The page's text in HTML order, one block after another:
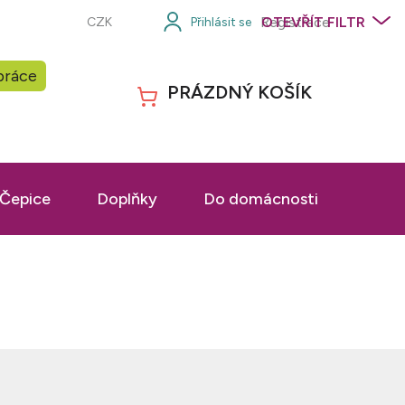
CZK Registrace
NÁKUPNÍ
PRÁZDNÝ KOŠÍK
Čepice Doplňky Do domácnosti
OTEVŘÍT FILTR